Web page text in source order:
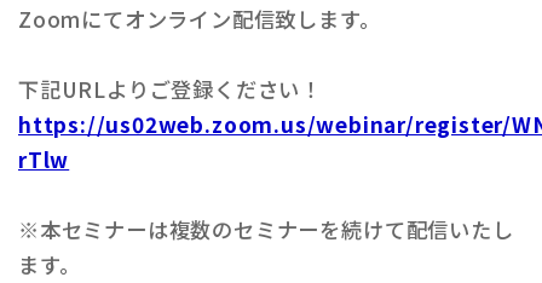
Zoomにてオンライン配信致します。
下記URLよりご登録ください！
https://us02web.zoom.us/webinar/register/
rTlw
※本セミナーは複数のセミナーを続けて配信いたし
ます。